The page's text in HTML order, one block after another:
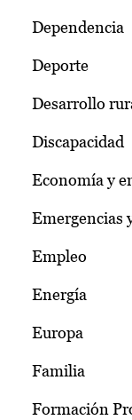
Dependencia
Deporte
Desarrollo
Discapacidad
Economía y
Emergencias
Empleo
Energía
Europa
Familia
Formación